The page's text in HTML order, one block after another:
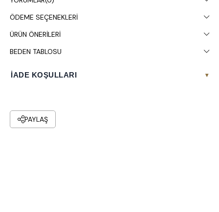
ÖDEME SEÇENEKLERI
ÜRÜN ÖNERILERI
BEDEN TABLOSU
İADE KOŞULLARI ▾
PAYLAŞ